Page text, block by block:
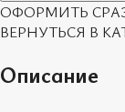
ОФОРМИТЬ
ВЕРНУТЬСЯ В
Описание